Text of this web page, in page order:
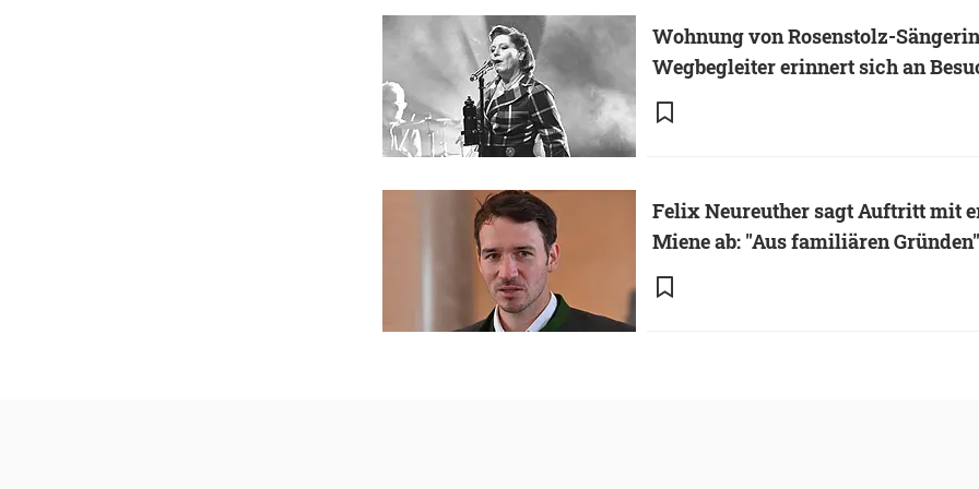
Wohnung von Rosenstolz-
Wegbegleiter erinnert sich an
Felix Neureuther sagt Auftritt mit
Miene ab: "Aus familiären Gründen"